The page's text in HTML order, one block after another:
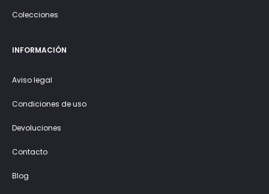
Colecciones
INFORMACIÓN
Aviso legal
Condiciones de uso
Devoluciones
Contacto
Blog